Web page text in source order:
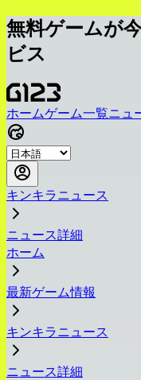
無料ゲームが
ビス
ホームゲーム一覧ニュ
キンキラニュース
ニュース詳細
ホーム
最新ゲーム情報
キンキラニュース
ニュース詳細